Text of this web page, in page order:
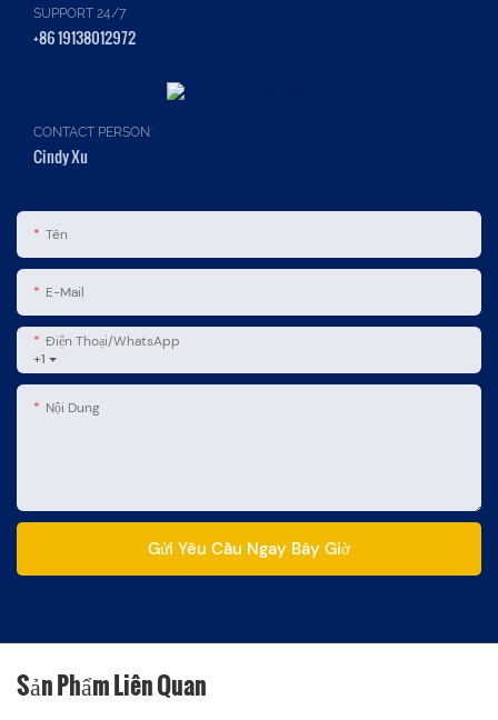
SUPPORT 24/7
+86 19138012972
CONTACT PERSON:
Cindy Xu
Tên
E-Mail
+1
Điện Thoại/WhatsApp
Nội Dung
Gửi Yêu Cầu Ngay Bây Giờ
Sản Phẩm Liên Quan